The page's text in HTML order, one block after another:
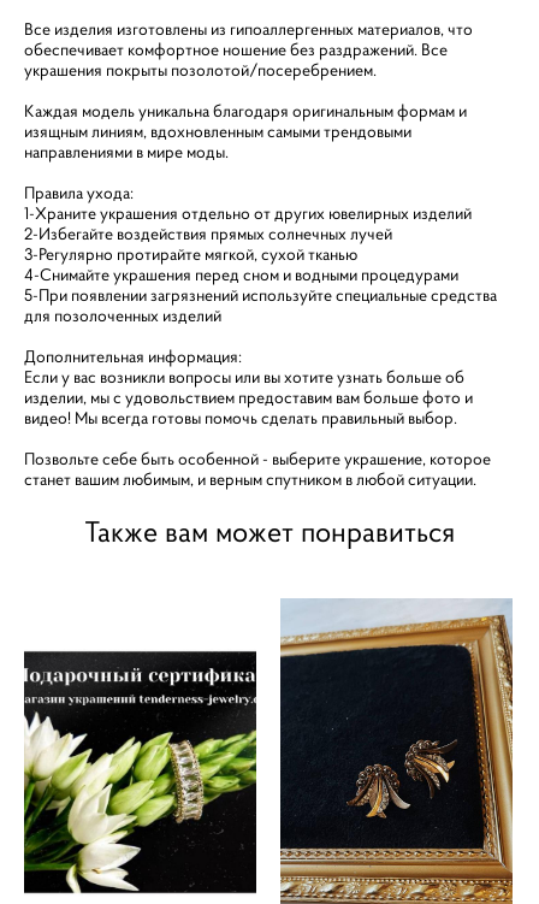
Все изделия изготовлены из гипоаллергенных материалов, что
обеспечивает комфортное ношение без раздражений. Все
украшения покрыты позолотой/посеребрением.
Каждая модель уникальна благодаря оригинальным формам и
изящным линиям, вдохновленным самыми трендовыми
направлениями в мире моды.
Правила ухода:
1-Храните украшения отдельно от других ювелирных изделий
2-Избегайте воздействия прямых солнечных лучей
3-Регулярно протирайте мягкой, сухой тканью
4-Снимайте украшения перед сном и водными процедурами
5-При появлении загрязнений используйте специальные средства
для позолоченных изделий
Дополнительная информация:
Если у вас возникли вопросы или вы хотите узнать больше об
изделии, мы с удовольствием предоставим вам больше фото и
видео! Мы всегда готовы помочь сделать правильный выбор.
Позвольте себе быть особенной - выберите украшение, которое
станет вашим любимым, и верным спутником в любой ситуации.
Также вам может понравиться